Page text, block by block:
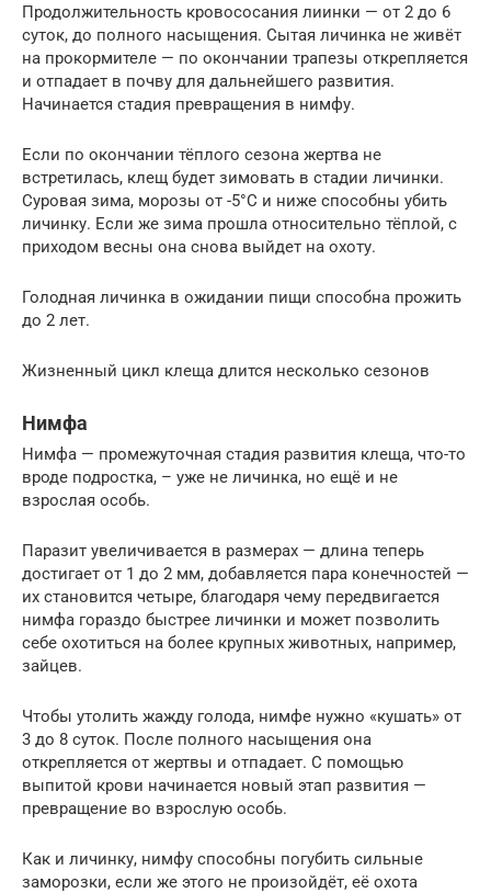
Продолжительность кровососания лиинки — от 2 до 6
суток, до полного насыщения. Сытая личинка не живёт
на прокормителе — по окончании трапезы открепляется
и отпадает в почву для дальнейшего развития.
Начинается стадия превращения в нимфу.
Если по окончании тёплого сезона жертва не
встретилась, клещ будет зимовать в стадии личинки.
Суровая зима, морозы от -5°C и ниже способны убить
личинку. Если же зима прошла относительно тёплой, с
приходом весны она снова выйдет на охоту.
Голодная личинка в ожидании пищи способна прожить
до 2 лет.
Жизненный цикл клеща длится несколько сезонов
Нимфа
Нимфа — промежуточная стадия развития клеща, что-то
вроде подростка, – уже не личинка, но ещё и не
взрослая особь.
Паразит увеличивается в размерах — длина теперь
достигает от 1 до 2 мм, добавляется пара конечностей —
их становится четыре, благодаря чему передвигается
нимфа гораздо быстрее личинки и может позволить
себе охотиться на более крупных животных, например,
зайцев.
Чтобы утолить жажду голода, нимфе нужно «кушать» от
3 до 8 суток. После полного насыщения она
открепляется от жертвы и отпадает. С помощью
выпитой крови начинается новый этап развития —
превращение во взрослую особь.
Как и личинку, нимфу способны погубить сильные
заморозки, если же этого не произойдёт, её охота